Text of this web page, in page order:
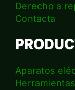
Derecho a
Contacta
Aparatos
Herramientas